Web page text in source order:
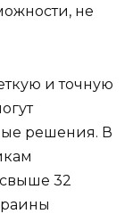
не
и точную
решения. В
32